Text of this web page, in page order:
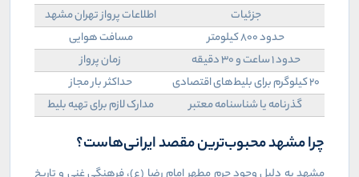
جزئیات
اطلاعات پرواز تهران مشهد
حدود ۸۰۰ کیلومتر
مسافت هوایی
حدود ۱ ساعت و ۳۰ دقیقه
زمان پرواز
۲۰ کیلوگرم برای بلیط‌های اقتصادی
حداکثر بار مجاز
گذرنامه یا شناسنامه معتبر
مدارک لازم برای تهیه بلیط
چرا مشهد محبوب‌ترین مقصد ایرانی‌هاست؟